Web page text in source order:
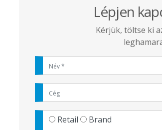
Lépjen
Kérjük, töltse ki
Retail Brand